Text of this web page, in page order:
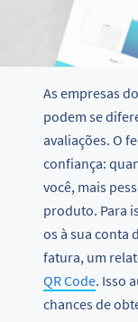
As empresas
podem se
avaliações. O
confiança:
você, mais
produto. Para
os à sua conta
fatura, um
QR Code. Isso
chances de